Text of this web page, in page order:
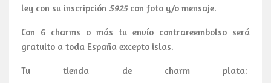
ley con su inscripción S925con foto y/o mensaje.
Con 6 charms o más tu envío contrareembolso será
gratuito a toda España excepto islas.
Tu tienda de charm plata: